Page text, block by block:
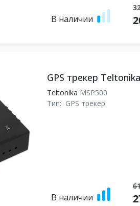
В наличии
GPS трекер
Teltonika MSP500
Тип: GPS трекер
В наличии